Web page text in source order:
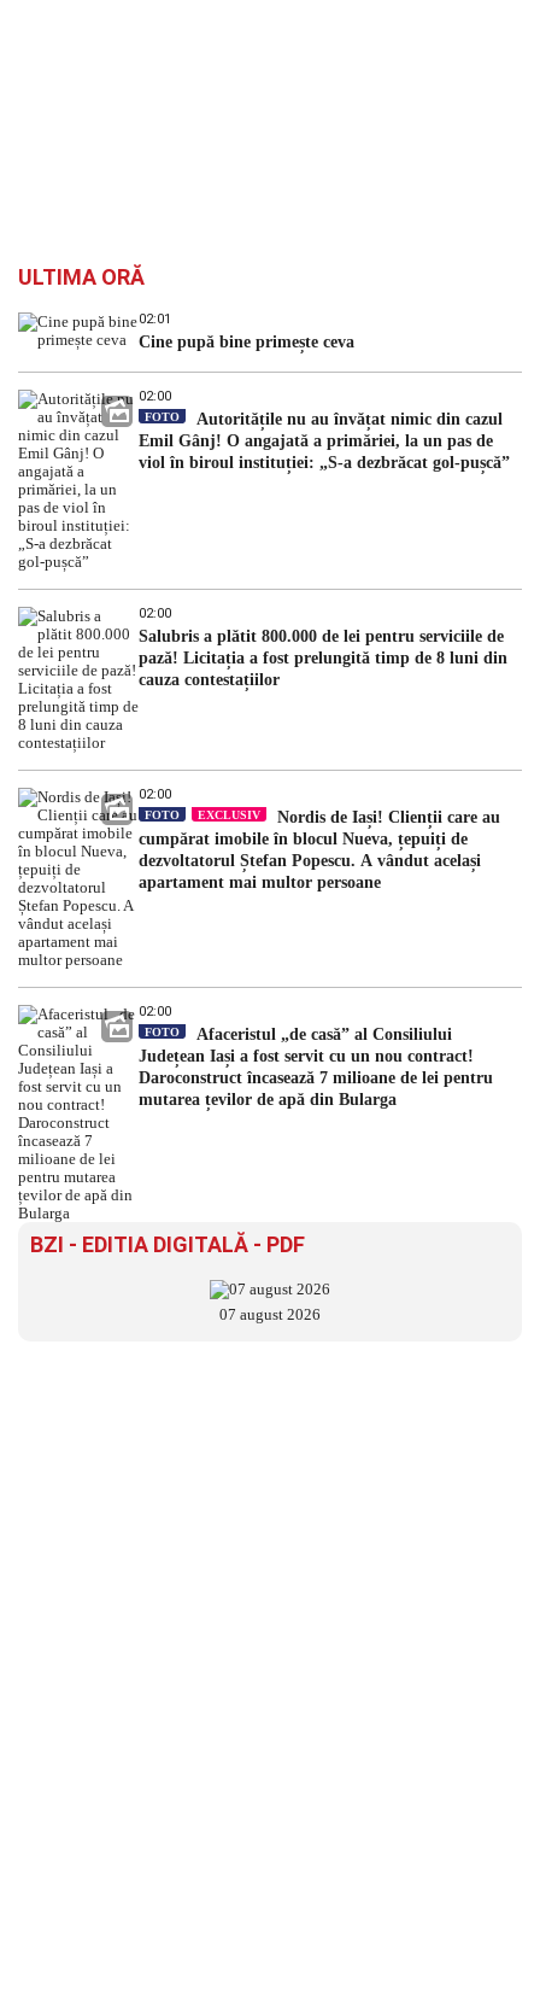
ULTIMA ORĂ
02:01
Cine pupă bine primește ceva
02:00
FOTO
Autoritățile nu au învățat nimic din cazul
Emil Gânj! O angajată a primăriei, la un pas de
viol în biroul instituției: „S-a dezbrăcat gol-pușcă”
02:00
Salubris a plătit 800.000 de lei pentru serviciile de
pază! Licitația a fost prelungită timp de 8 luni din
cauza contestațiilor
02:00
FOTO EXCLUSIV
Nordis de Iași! Clienții care au
cumpărat imobile în blocul Nueva, țepuiți de
dezvoltatorul Ștefan Popescu. A vândut același
apartament mai multor persoane
02:00
FOTO
Afaceristul „de casă” al Consiliului
Județean Iași a fost servit cu un nou contract!
Daroconstruct încasează 7 milioane de lei pentru
mutarea țevilor de apă din Bularga
BZI - EDITIA DIGITALĂ - PDF
07 august 2026